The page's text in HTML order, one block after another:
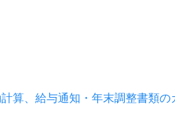
算、給与通知・年末調整書類の